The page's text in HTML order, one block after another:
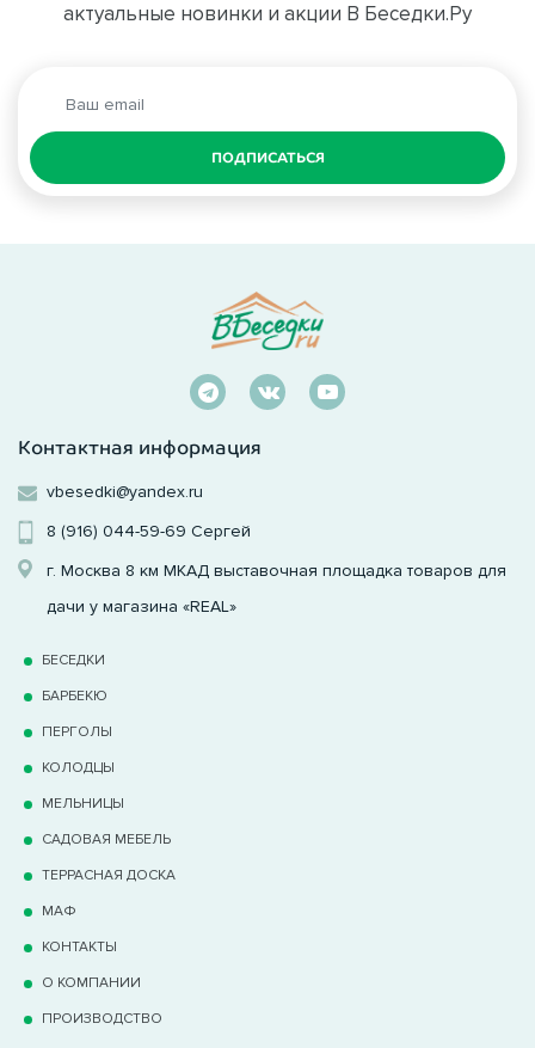
актуальные новинки и акции В Беседки.Ру
ПОДПИСАТЬСЯ
Контактная информация
vbesedki@yandex.ru
8 (916) 044-59-69 Сергей
г. Москва 8 км МКАД выставочная площадка товаров для
дачи у магазина «REAL»
БЕСЕДКИ
БАРБЕКЮ
ПЕРГОЛЫ
КОЛОДЦЫ
МЕЛЬНИЦЫ
САДОВАЯ МЕБЕЛЬ
ТЕРРАCНАЯ ДОСКА
МАФ
КОНТАКТЫ
О КОМПАНИИ
ПРОИЗВОДСТВО